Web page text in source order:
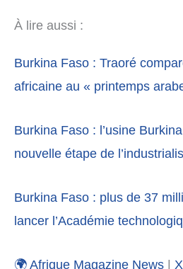
À lire aussi :
Burkina Faso : Traoré
africaine au « printemps
Burkina Faso : l’usine
nouvelle étape de
Burkina Faso : plus de 37
lancer l’Académie
🌍 Afrique Magazine News | X